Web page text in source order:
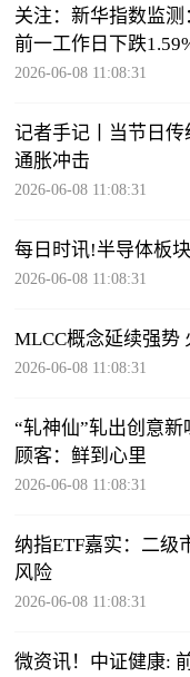
关注：新华指数监
前一工作日下跌
2026-06-08 11:08:31
记者手记丨当节日
通胀冲击
2026-06-08 11:08:31
每日时讯!半导体板
2026-06-08 11:08:31
MLCC概念延续强势
2026-06-08 11:08:31
“轧神仙”轧出创意新
顾客：鲜到心里
2026-06-08 11:08:31
纳指ETF嘉实：二级
风险
2026-06-08 11:08:31
微资讯！中证健康: